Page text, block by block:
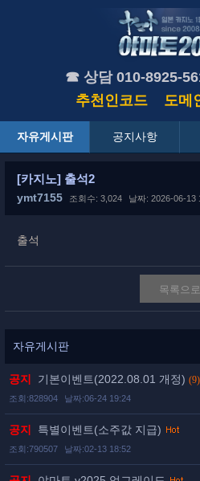
☎ 상담 010-8925-
추천인코드 도메
자유게시판 공지사항
[카지노] 출석2
ymt7155 조회수: 3,024 날짜: 2026-06-13
출석
목록으로
자유게시판
공지 기본이벤트(2022.08.01 개정) (9)
조회:828904 날짜:06-24 19:24
공지 특별이벤트(소주값 지급)
조회:790507 날짜:02-13 18:52